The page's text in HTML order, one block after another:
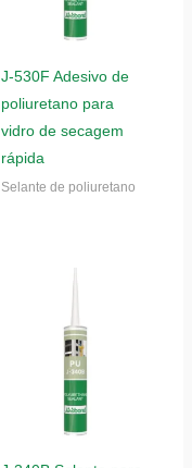
J-530F Adesivo de
poliuretano para
vidro de secagem
rápida
Selante de poliuretano